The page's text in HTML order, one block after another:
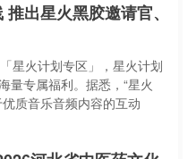
出星火黑胶邀请官、
星火计划专区」，星火计划
量专属福利。据悉，“星火
质音乐音频内容的互动